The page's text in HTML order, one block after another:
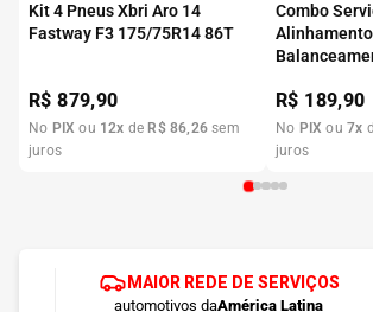
Kit 4 Pneus Xbri Aro 14
Fastway F3 175/75R14 86T
R$879,90
No PIX ou 12x de R$ 86,26 sem
juros
Combo
R$ 189,90
No PIX ou7x
juros
MAIOR REDE DE SERVIÇOS
automotivos daAmérica Latina